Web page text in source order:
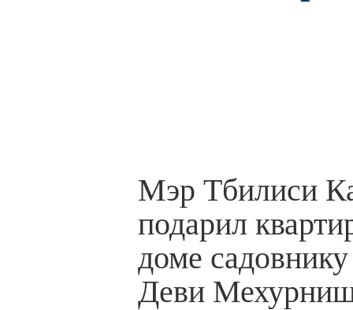
Мэр Тбилиси
подарил
доме
Деви